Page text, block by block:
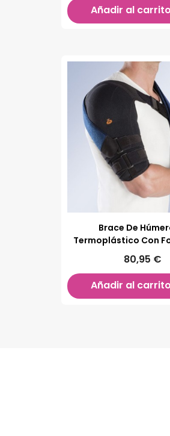
Añadir al carrito
Brace De
Termoplástico Con
80,95 €
Añadir al carrito